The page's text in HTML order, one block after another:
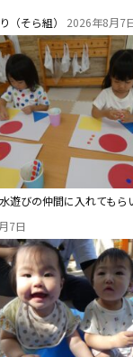
（そら組） 2026年8月7
遊びの仲間に入れてもら
7日